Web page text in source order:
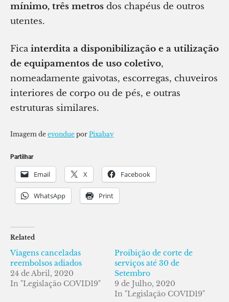
mínimo, três metros dos chapéus de outros
utentes.
Ficainterdita a disponibilização e a utilização
de equipamentos de uso coletivo,
nomeadamente gaivotas, escorregas, chuveiros
interiores de corpo ou de pés, e outras
estruturas similares.
Imagem de evondue por Pixabay
Partilhar
Email X Facebook
WhatsApp Print
Related
Viagens canceladas
reembolsos adiados
24 de Abril, 2020
In "Legislação COVID19"
Proibição de corte de
serviços até 30 de
Setembro
9 de Julho, 2020
In "Legislação COVID19"